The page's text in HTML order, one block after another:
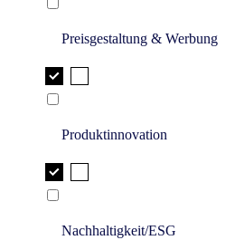
Preisgestaltung & Werbung
Produktinnovation
Nachhaltigkeit/ESG